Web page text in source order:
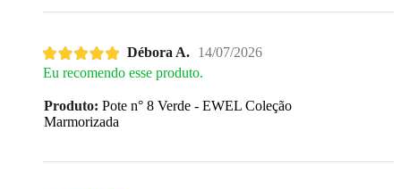
Débora A. 14/07/2026
Eu recomendo esse produto.
Produto: Pote n° 8 Verde - EWEL Coleção
Marmorizada